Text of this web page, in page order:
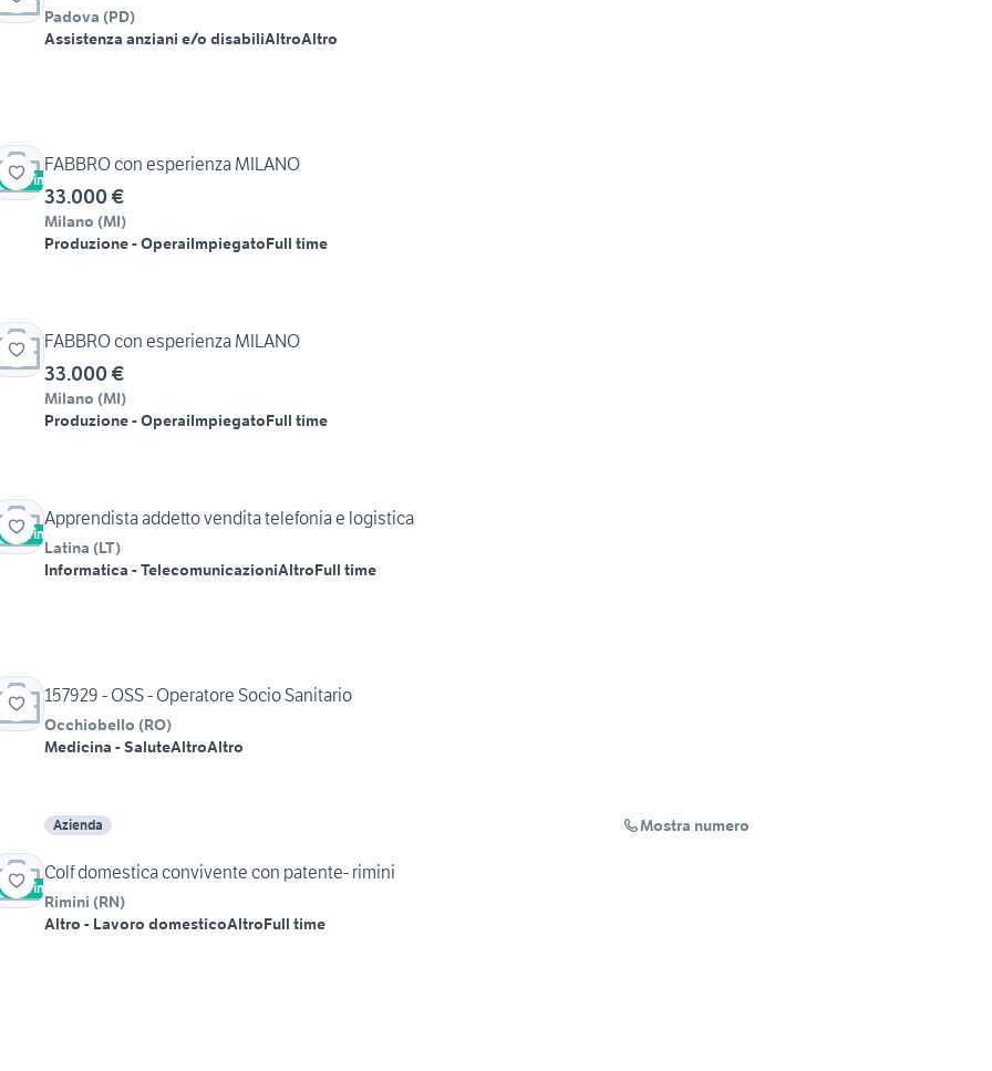
Padova (PD)
Assistenza anziani e/o disabiliAltroAltro
Vetrina
FABBRO con esperienza MILANO
33.000 €
Milano (MI)
Produzione - OperaiImpiegatoFull time
FABBRO con esperienza MILANO
33.000 €
Milano (MI)
Produzione - OperaiImpiegatoFull time
Vetrina
Apprendista addetto vendita telefonia e logistica
Latina (LT)
Informatica - TelecomunicazioniAltroFull time
157929 - OSS - Operatore Socio Sanitario
Occhiobello (RO)
Medicina - SaluteAltroAltro
Azienda Mostra numero
Vetrina
Colf domestica convivente con patente- rimini
Rimini (RN)
Altro - Lavoro domesticoAltroFull time